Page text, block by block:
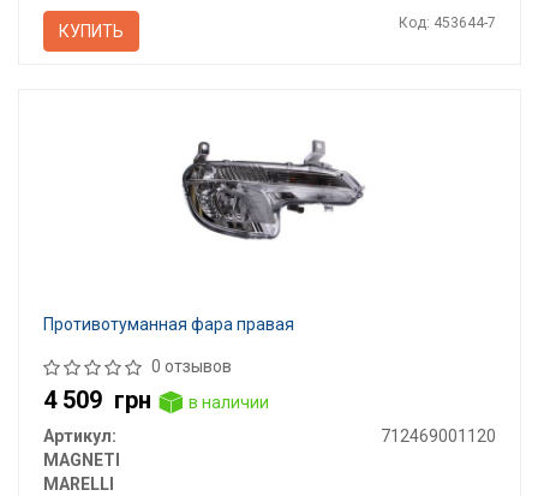
КУПИТЬ Код: 453644-7
Противотуманная фара правая
0 отзывов
4 509 грн
в наличии
Артикул:
712469001120
MAGNETI
MARELLI